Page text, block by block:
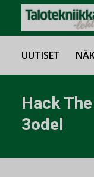
UUTISET
Hack
3odel